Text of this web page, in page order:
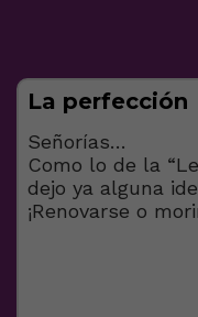
La perfección
Señorías…
Como lo de la
dejo ya alguna
¡Renovarse o